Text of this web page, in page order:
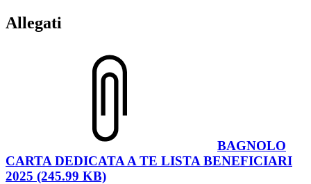
Allegati
BAGNOLO
CARTA DEDICATA A TE LISTA BENEFICIARI
2025 (245.99 KB)